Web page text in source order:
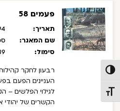
הפעל/כבה ניגודיות גבוהה
מתג גודל גופן
פעמים 58
תאריך:
שם המאגר:
סימול:
רבעון לחקר
העניינים
לגילוי הפלשים –
הקשרים של יהודי